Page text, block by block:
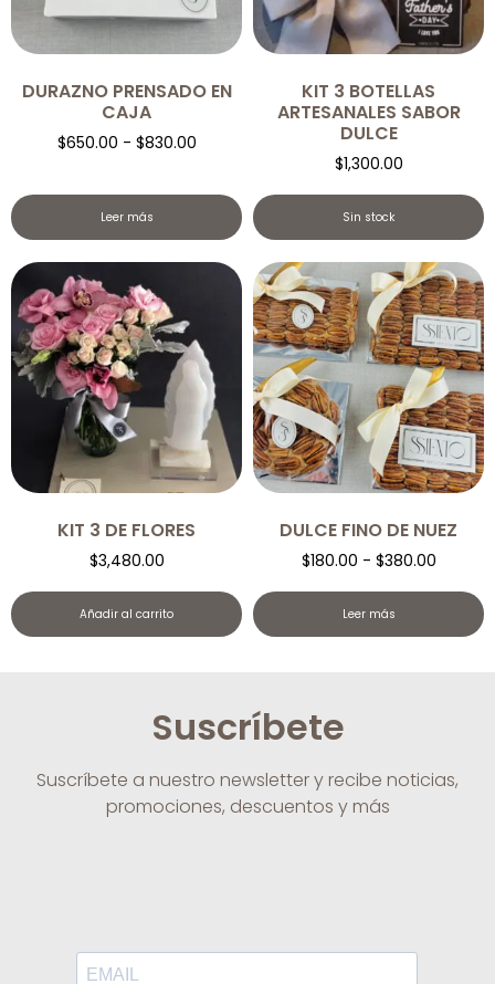
DURAZNO PRENSADO EN
CAJA
$650.00 - $830.00
Leer más
KIT 3 BOTELLAS
ARTESANALES SABOR
DULCE
$1,300.00
Sin stock
KIT 3 DE FLORES
$3,480.00
Añadir al carrito
DULCE FINO DE NUEZ
$180.00 - $380.00
Leer más
Suscríbete
Suscríbete a nuestro newsletter y recibe noticias,
promociones, descuentos y más